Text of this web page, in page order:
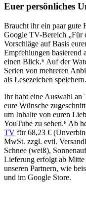
Euer persönliches
Braucht ihr ein paar gute
Google TV-Bereich „Für
Vorschläge auf Basis
Empfehlungen basierend
einen Blick.⁶ Auf der
Serien von mehreren
als Lesezeichen speichern.
Ihr habt eine Auswahl an
eure Wünsche
um Inhalte von euren
YouTube zu sehen.⁶ Ab
TV für 68,23 €
MwSt. zzgl. evtl.
Schnee (weiß),
Lieferung erfolgt ab Mitte
unseren Partnern, wie
und im Google Store.